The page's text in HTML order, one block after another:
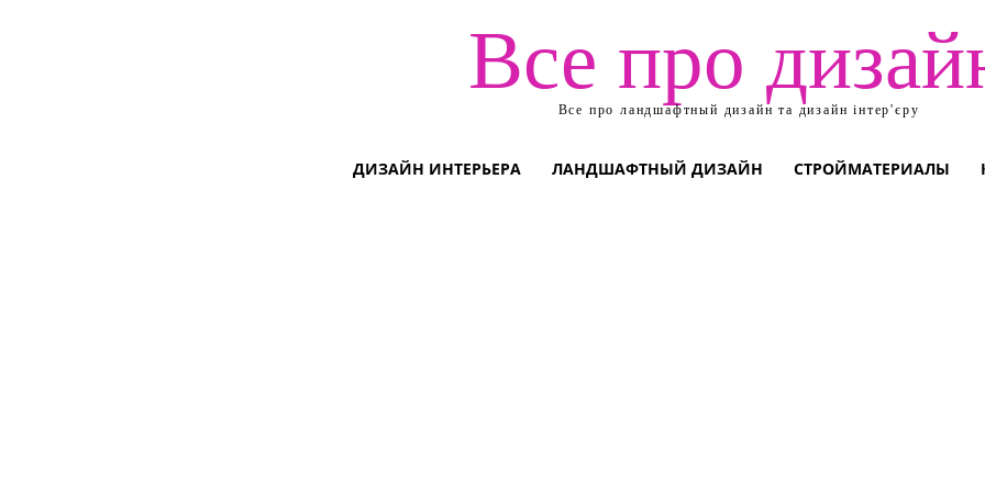
Все про
Все про ландшафтный дизайн та дизайн інтер'єру
ДИЗАЙН ИНТЕРЬЕРА ЛАНДШАФТНЫЙ ДИЗАЙН СТРОЙМАТЕРИАЛЫ